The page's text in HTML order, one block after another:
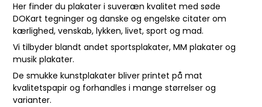
Her finder du plakater i suveræn kvalitet med søde
DOKart tegninger og danske og engelske citater om
kærlighed, venskab, lykken, livet, sport og mad.
Vi tilbyder blandt andet sportsplakater, MM plakater og
musik plakater.
De smukke kunstplakater bliver printet på mat
kvalitetspapir og forhandles i mange størrelser og
varianter.